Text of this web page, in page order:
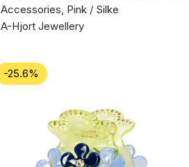
Accessories, Pink / Silke
A-Hjort Jewellery
-25.6%